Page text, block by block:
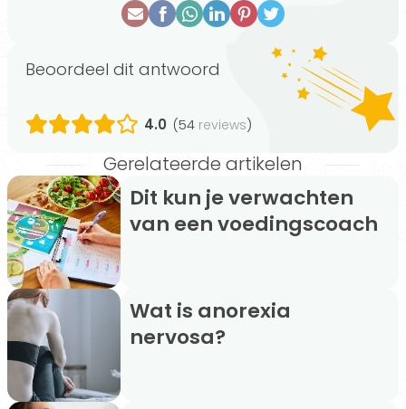
Beoordeel dit antwoord
4.0 (54 reviews)
Gerelateerde artikelen
Dit kun je verwachten
van een voedingscoach
Wat is anorexia
nervosa?